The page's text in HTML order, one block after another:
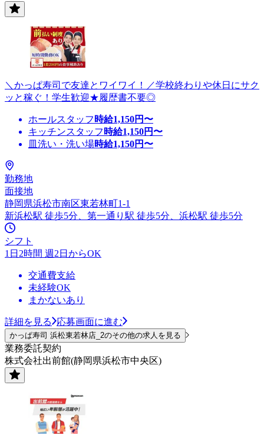
＼かっぱ寿司で友達とワイワイ！／学校終わりや休日にサク
ッと稼ぐ！学生歓迎★履歴書不要◎
ホールスタッフ 時給1,150円〜
キッチンスタッフ 時給1,150円〜
皿洗い・洗い場時給1,150円〜
勤務地
面接地
静岡県浜松市南区東若林町1-1
新浜松駅 徒歩5分、第一通り駅 徒歩5分、浜松駅 徒歩5分
シフト
1日2時間 週2日からOK
交通費支給
未経験OK
まかないあり
詳細を見る 応募画面に進む
かっぱ寿司 浜松東若林店_2のその他の求人を見る
業務委託契約
株式会社出前館(静岡県浜松市中央区)